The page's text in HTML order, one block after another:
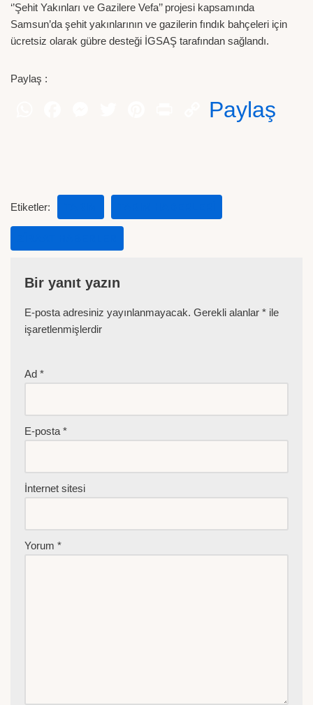
‘’Şehit Yakınları ve Gazilere Vefa’’ projesi kapsamında
Samsun’da şehit yakınlarının ve gazilerin fındık bahçeleri için
ücretsiz olarak gübre desteği İGSAŞ tarafından sağlandı.
Paylaş :
Paylaş
Etiketler:
Bir yanıt yazın
E-posta adresiniz yayınlanmayacak. Gerekli alanlar * ile
işaretlenmişlerdir
Ad *
E-posta *
İnternet sitesi
Yorum *